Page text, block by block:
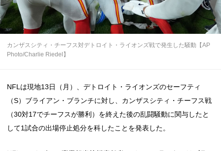
カンザスシティ・チーフス対デトロイト・ライオンズ戦で発生した騒動【AP
Photo/Charlie Riedel】
NFLは現地13日（月）、デトロイト・ライオンズのセーフティ
（S）ブライアン・ブランチに対し、カンザスシティ・チーフス戦
（30対17でチーフスが勝利）を終えた後の乱闘騒動に関与したと
して1試合の出場停止処分を科したことを発表した。